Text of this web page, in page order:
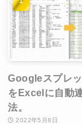
Googleスプレ
をExcelに自動
法。
2022年5月8日